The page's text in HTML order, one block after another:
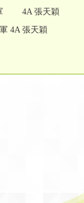
軍 4A 張天穎
張天穎